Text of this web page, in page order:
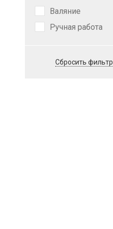
Валяние
Ручная работа
Сбросить